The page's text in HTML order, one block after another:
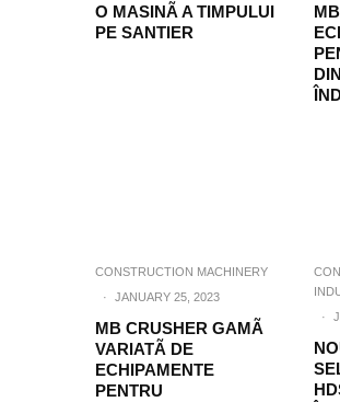
O MASINÃ A TIMPULUI
PE SANTIER
CONSTRUCTION MACHINERY
·
JANUARY 25, 2023
MB CRUSHER GAMÃ
VARIATÃ DE
ECHIPAMENTE
PENTRU
·